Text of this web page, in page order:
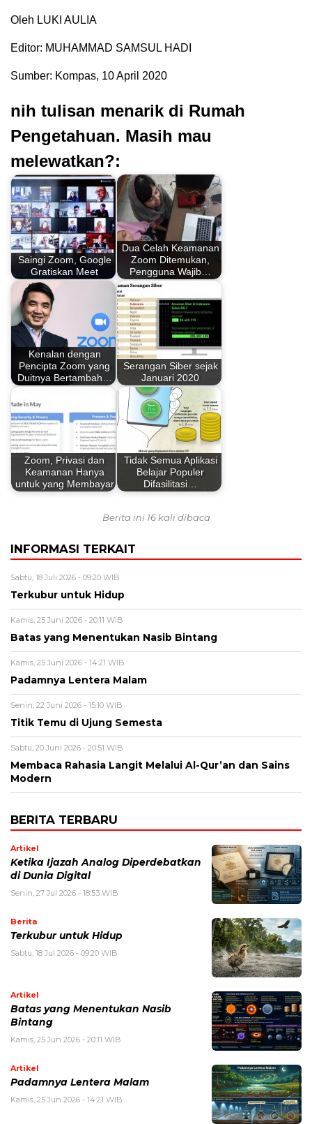
Oleh LUKI AULIA
Editor: MUHAMMAD SAMSUL HADI
Sumber: Kompas, 10 April 2020
nih tulisan menarik di Rumah
Pengetahuan. Masih mau
melewatkan?:
Saingi Zoom, Google
Gratiskan Meet
Dua Celah Keamanan
Zoom Ditemukan,
Pengguna Wajib…
Kenalan dengan
Pencipta Zoom yang
Duitnya Bertambah…
Serangan Siber sejak
Januari 2020
Zoom, Privasi dan
Keamanan Hanya
untuk yang Membayar
Tidak Semua Aplikasi
Belajar Populer
Difasilitasi…
Berita ini 16 kali dibaca
INFORMASI TERKAIT
Sabtu, 18 Juli 2026 - 09:20 WIB
Terkubur untuk Hidup
Kamis, 25 Juni 2026 - 20:11 WIB
Batas yang Menentukan Nasib Bintang
Kamis, 25 Juni 2026 - 14:21 WIB
Padamnya Lentera Malam
Senin, 22 Juni 2026 - 15:10 WIB
Titik Temu di Ujung Semesta
Sabtu, 20 Juni 2026 - 20:51 WIB
Membaca Rahasia Langit Melalui Al-Qur’an dan Sains
Modern
BERITA TERBARU
Artikel
Ketika Ijazah Analog Diperdebatkan
di Dunia Digital
Senin, 27 Jul 2026 - 18:53 WIB
Berita
Terkubur untuk Hidup
Sabtu, 18 Jul 2026 - 09:20 WIB
Artikel
Batas yang Menentukan Nasib
Bintang
Kamis, 25 Jun 2026 - 20:11 WIB
Artikel
Padamnya Lentera Malam
Kamis, 25 Jun 2026 - 14:21 WIB